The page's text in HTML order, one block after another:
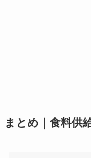
まとめ｜食料供